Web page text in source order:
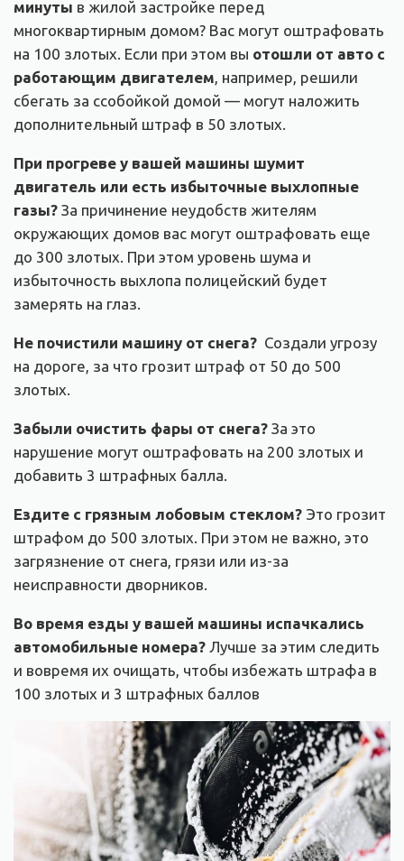
минуты в жилой застройке перед
многоквартирным домом? Вас могут оштрафовать
на 100 злотых. Если при этом вы отошли от авто с
работающим двигателем, например, решили
сбегать за ссобойкой домой — могут наложить
дополнительный штраф в 50 злотых.
При прогреве у вашей машины шумит
двигатель или есть избыточные выхлопные
газы? За причинение неудобств жителям
окружающих домов вас могут оштрафовать еще
до 300 злотых. При этом уровень шума и
избыточность выхлопа полицейский будет
замерять на глаз.
Не почистили машину от снега? Создали угрозу
на дороге, за что грозит штраф от 50 до 500
злотых.
Забыли очистить фары от снега? За это
нарушение могут оштрафовать на 200 злотых и
добавить 3 штрафных балла.
Ездите с грязным лобовым стеклом? Это грозит
штрафом до 500 злотых. При этом не важно, это
загрязнение от снега, грязи или из-за
неисправности дворников.
Во время езды у вашей машины испачкались
автомобильные номера? Лучше за этим следить
и вовремя их очищать, чтобы избежать штрафа в
100 злотых и 3 штрафных баллов